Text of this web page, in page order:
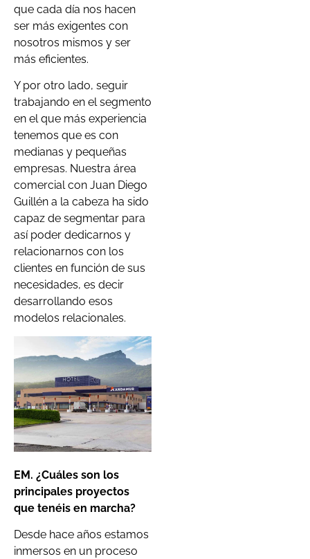
que cada día nos hacen
ser más exigentes con
nosotros mismos y ser
más eficientes.
Y por otro lado, seguir
trabajando en el segmento
en el que más experiencia
tenemos que es con
medianas y pequeñas
empresas. Nuestra área
comercial con Juan Diego
Guillén a la cabeza ha sido
capaz de segmentar para
así poder dedicarnos y
relacionarnos con los
clientes en función de sus
necesidades, es decir
desarrollando esos
modelos relacionales.
EM. ¿Cuáles son los
principales proyectos
que tenéis en marcha?
Desde hace años estamos
inmersos en un proceso